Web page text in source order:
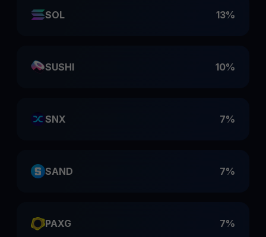
SOL 13%
SUSHI 10%
SNX 7%
SAND 7%
PAXG 7%